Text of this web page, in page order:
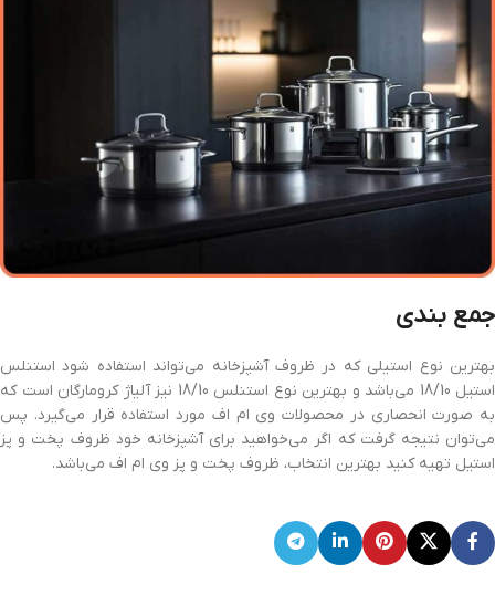
جمع بندی
بهترین نوع استیلی که در ظروف آشپزخانه می‌تواند استفاده شود استنلس
استیل 18/10 می‌باشد و بهترین نوع استنلس 18/10 نیز آلیاژ کرومارگان است که
به صورت انحصاری در محصولات وی ام اف مورد استفاده قرار می‌گیرد. پس
می‌توان نتیجه گرفت که اگر می‌خواهید برای آشپزخانه خود ظروف پخت و پز
استیل تهیه کنید بهترین انتخاب، ظروف پخت و پز وی ام اف می‌باشد.